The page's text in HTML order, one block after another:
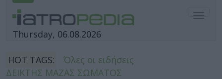
Thursday, 06.08.2026
HOT TAGS:
Όλες οι ειδήσεις
ΔΕΙΚΤΗΣ ΜΑΖΑΣ ΣΩΜΑΤΟΣ